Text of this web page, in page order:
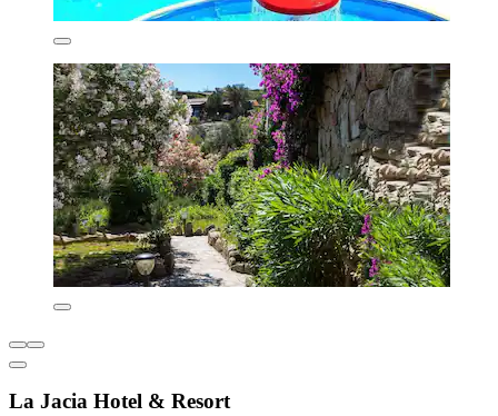
La Jacia Hotel & Resort